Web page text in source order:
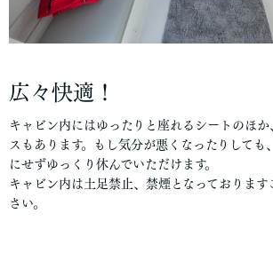
広々快適！
キャビン内にはゆったりと座れるシートのほ
スもあります。もし気分が悪くなったりしても
にせずゆっくり休んでいただけます。
キャビン内は土足禁止、禁煙となっております
さい。